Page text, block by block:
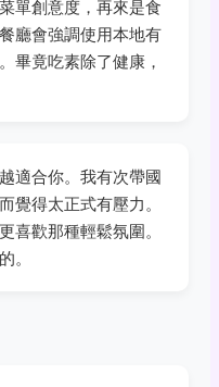
單創意度，再來是食
廳會強調使用本地有
畢竟吃素除了健康，
適合你。我有次帶國
覺得太正式有壓力。
喜歡那種輕鬆氛圍。
。